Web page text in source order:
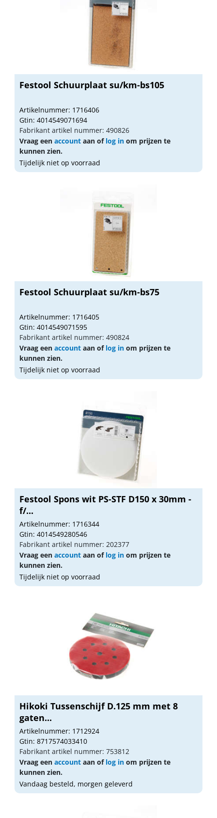
Festool Schuurplaat su/km-bs105
Artikelnummer: 1716406
Gtin: 4014549071694
Fabrikant artikel nummer: 490826
Vraag een account aan of log in om prijzen te
kunnen zien.
Tijdelijk niet op voorraad
Festool Schuurplaat su/km-bs75
Artikelnummer: 1716405
Gtin: 4014549071595
Fabrikant artikel nummer: 490824
Vraag een account aan of log in om prijzen te
kunnen zien.
Tijdelijk niet op voorraad
Festool Spons wit PS-STF D150 x 30mm -
f/...
Artikelnummer: 1716344
Gtin: 4014549280546
Fabrikant artikel nummer: 202377
Vraag een account aan of log in om prijzen te
kunnen zien.
Tijdelijk niet op voorraad
Hikoki Tussenschijf D.125 mm met 8
gaten...
Artikelnummer: 1712924
Gtin: 8717574033410
Fabrikant artikel nummer: 753812
Vraag een account aan of log in om prijzen te
kunnen zien.
Vandaag besteld, morgen geleverd